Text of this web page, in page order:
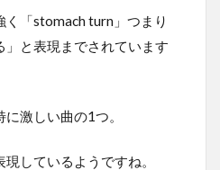
く「stomach turn」つまり
」と表現までされています
激しい曲の1つ。
しているようですね。